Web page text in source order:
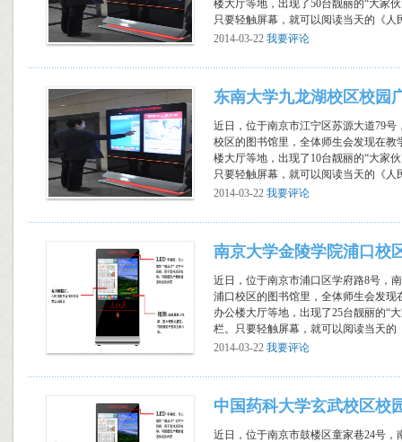
楼大厅等地，出现了50台靓丽的“大家
只要轻触屏幕，就可以阅读当天的《人
2014-03-22 我要评论
东南大学九龙湖校区校园
近日，位于南京市江宁区苏源大道79
校区的图书馆里，全体师生会发现在教
楼大厅等地，出现了10台靓丽的“大家
只要轻触屏幕，就可以阅读当天的《人
2014-03-22 我要评论
南京大学金陵学院浦口校
近日，位于南京市浦口区学府路8号，
浦口校区的图书馆里，全体师生会发现
办公楼大厅等地，出现了25台靓丽的“
栏。只要轻触屏幕，就可以阅读当天的
2014-03-22 我要评论
中国药科大学玄武校区校
近日，位于南京市鼓楼区童家巷24号